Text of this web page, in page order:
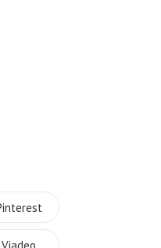
Viadeo